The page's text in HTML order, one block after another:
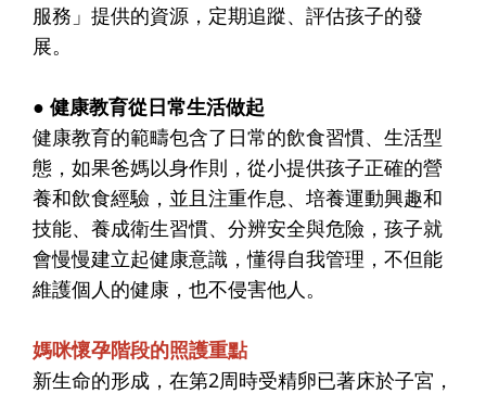
服務」提供的資源，定期追蹤、評估孩子的發
展。
● 健康教育從日常生活做起
健康教育的範疇包含了日常的飲食習慣、生活型
態，如果爸媽以身作則，從小提供孩子正確的營
養和飲食經驗，並且注重作息、培養運動興趣和
技能、養成衛生習慣、分辨安全與危險，孩子就
會慢慢建立起健康意識，懂得自我管理，不但能
維護個人的健康，也不侵害他人。
媽咪懷孕階段的照護重點
新生命的形成，在第2周時受精卵已著床於子宮，